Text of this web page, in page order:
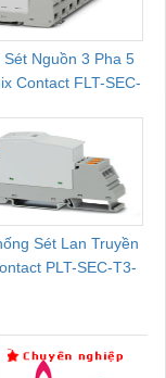
Sét Nguồn 3 Pha 5
Contact FLT-SEC-
Sét Lan Truyền
PLT-SEC-T3-